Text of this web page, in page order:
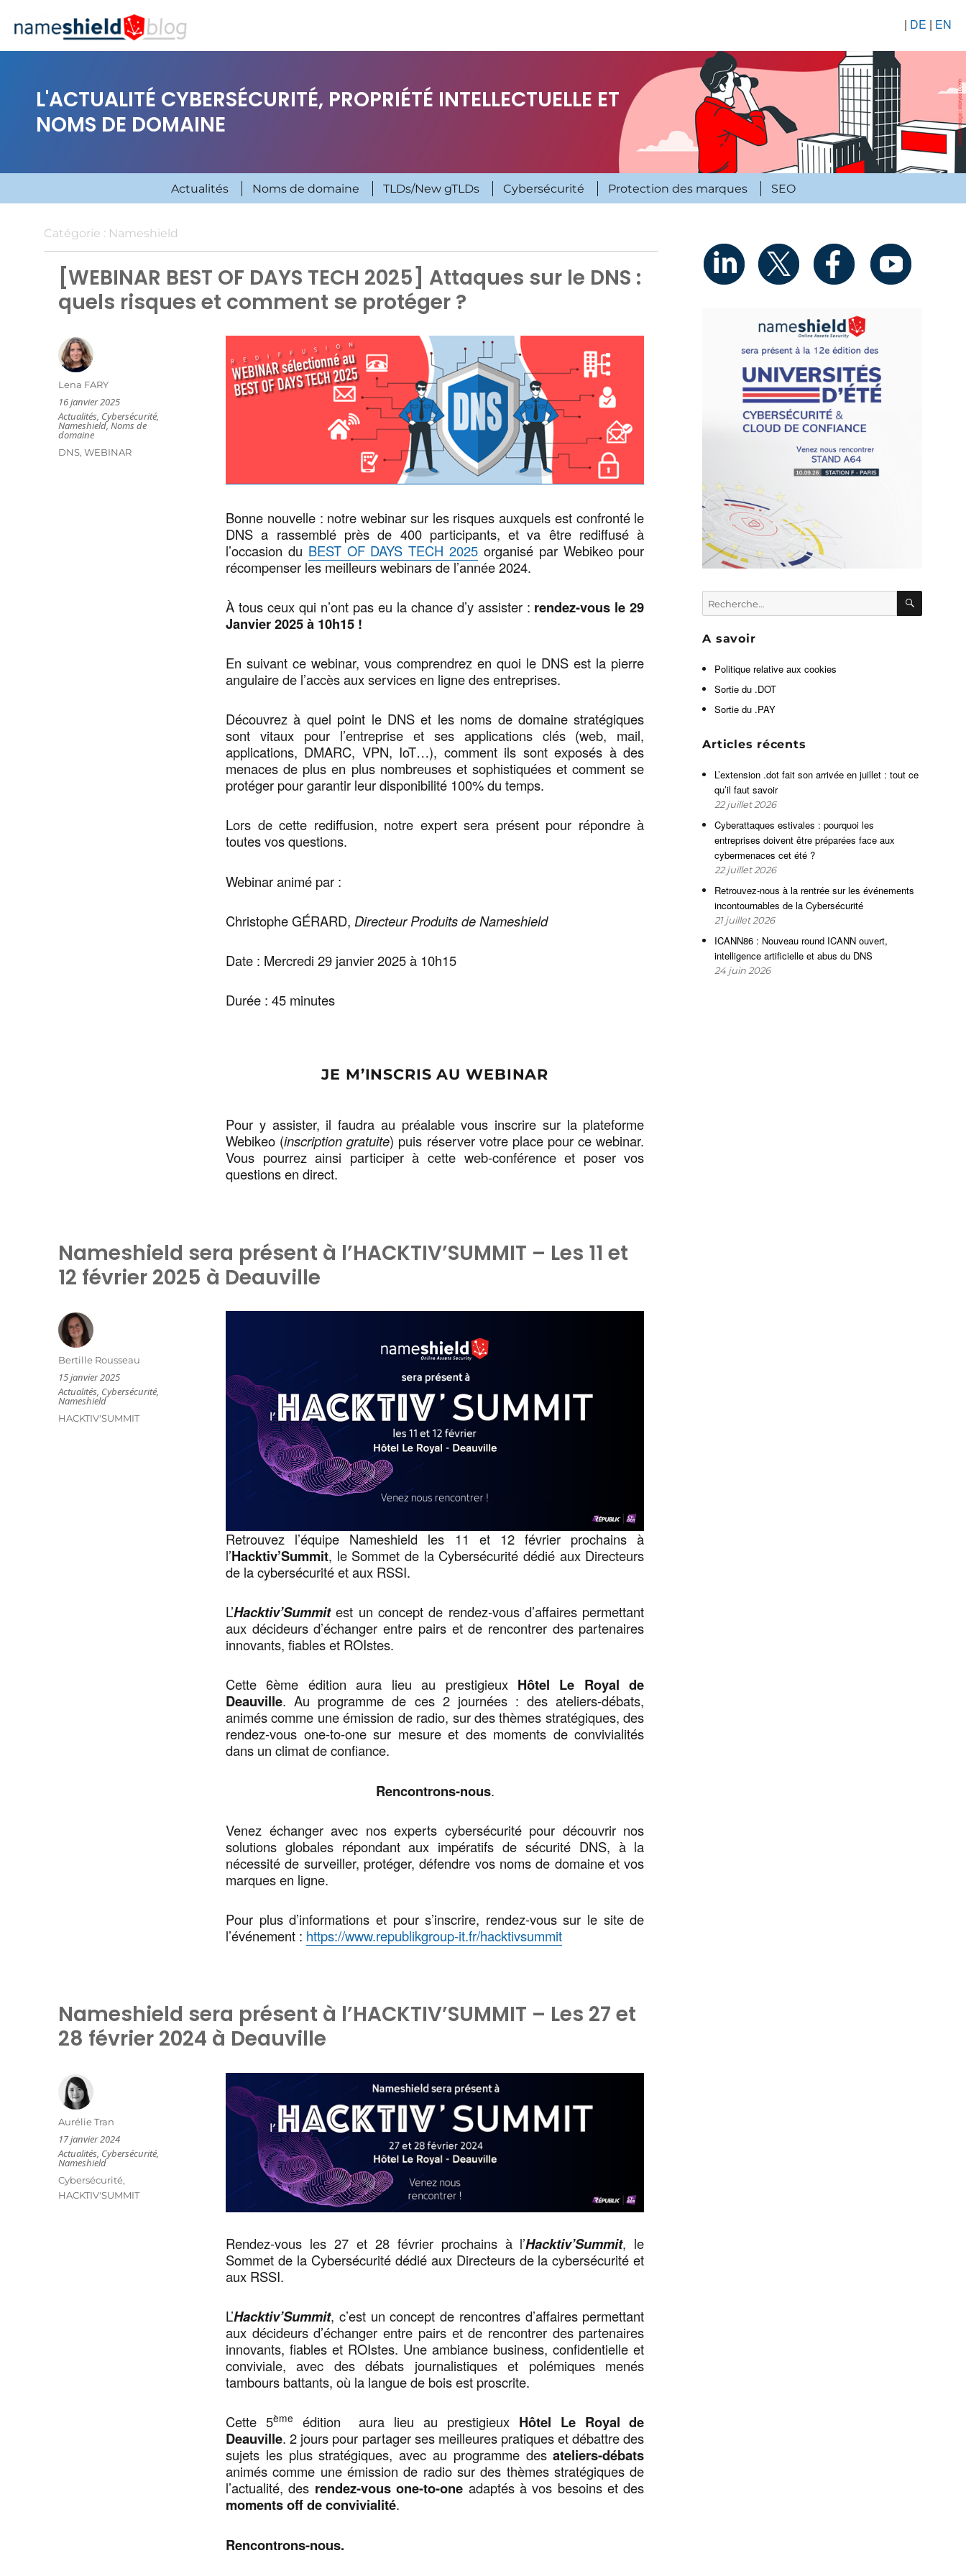
| DE | EN
L'ACTUALITÉ CYBERSÉCURITÉ, PROPRIÉTÉ INTELLECTUELLE ET
NOMS DE DOMAINE
Actualités Noms de domaine TLDs/New gTLDs Cybersécurité Protection des marques SEO
Catégorie : Nameshield
[WEBINAR BEST OF DAYS TECH 2025] Attaques sur le DNS :
quels risques et comment se protéger ?
Bonne nouvelle : notre webinar sur les risques auxquels est confronté le
DNS a rassemblé près de 400 participants, et va être rediffusé à
l’occasion du BEST OF DAYS TECH 2025 organisé par Webikeo pour
récompenser les meilleurs webinars de l’année 2024.
À tous ceux qui n’ont pas eu la chance d’y assister : rendez-vous le 29
Janvier 2025 à 10h15 !
En suivant ce webinar, vous comprendrez en quoi le DNS est la pierre
angulaire de l’accès aux services en ligne des entreprises.
Découvrez à quel point le DNS et les noms de domaine stratégiques
sont vitaux pour l’entreprise et ses applications clés (web, mail,
applications, DMARC, VPN, IoT…), comment ils sont exposés à des
menaces de plus en plus nombreuses et sophistiquées et comment se
protéger pour garantir leur disponibilité 100% du temps.
Lors de cette rediffusion, notre expert sera présent pour répondre à
toutes vos questions.
Webinar animé par :
Christophe GÉRARD, Directeur Produits de Nameshield
Date : Mercredi 29 janvier 2025 à 10h15
Durée : 45 minutes
JE M’INSCRIS AU WEBINAR
Pour y assister, il faudra au préalable vous inscrire sur la plateforme
Webikeo (inscription gratuite) puis réserver votre place pour ce webinar.
Vous pourrez ainsi participer à cette web-conférence et poser vos
questions en direct.
Auteur
Lena FARY
Publié
le
16 janvier 2025
Catégories
Actualités, Cybersécurité,
Nameshield,Noms de
domaine
Étiquettes
DNS,WEBINAR
Nameshield sera présent à l’HACKTIV’SUMMIT – Les 11 et
12 février 2025 à Deauville
Retrouvez l’équipe Nameshield les 11 et 12 février prochains à
l’Hacktiv’Summit, le Sommet de la Cybersécurité dédié aux Directeurs
de la cybersécurité et aux RSSI.
L’Hacktiv’Summitest un concept de rendez-vous d’affaires permettant
aux décideurs d’échanger entre pairs et de rencontrer des partenaires
innovants, fiables et ROIstes.
Cette 6ème édition aura lieu au prestigieux Hôtel Le Royal de
Deauville. Au programme de ces 2 journées : des ateliers-débats,
animés comme une émission de radio, sur des thèmes stratégiques, des
rendez-vous one-to-one sur mesure et des moments de convivialités
dans un climat de confiance.
Rencontrons-nous.
Venez échanger avec nos experts cybersécurité pour découvrir nos
solutions globales répondant aux impératifs de sécurité DNS, à la
nécessité de surveiller, protéger, défendre vos noms de domaine et vos
marques en ligne.
Pour plus d’informations et pour s’inscrire, rendez-vous sur le site de
l’événement : https://www.republikgroup-it.fr/hacktivsummit
Auteur
Bertille Rousseau
Publié
le
15 janvier 2025
Catégories
Actualités, Cybersécurité,
Nameshield
Étiquettes
HACKTIV'SUMMIT
Nameshield sera présent à l’HACKTIV’SUMMIT – Les 27 et
28 février 2024 à Deauville
Rendez-vous les 27 et 28 février prochains à l’Hacktiv’Summit, le
Sommet de la Cybersécurité dédié aux Directeurs de la cybersécurité et
aux RSSI.
L’Hacktiv’Summit, c’est un concept de rencontres d’affaires permettant
aux décideurs d’échanger entre pairs et de rencontrer des partenaires
innovants, fiables et ROIstes. Une ambiance business, confidentielle et
conviviale, avec des débats journalistiques et polémiques menés
tambours battants, où la langue de bois est proscrite.
Cette 5ème édition aura lieu au prestigieux Hôtel Le Royal de
Deauville. 2 jours pour partager ses meilleures pratiques et débattre des
sujets les plus stratégiques, avec au programme desateliers-débats
animés comme une émission de radio sur des thèmes stratégiques de
l’actualité, des rendez-vous one-to-one adaptés à vos besoins et des
moments off de convivialité.
Rencontrons-nous.
Auteur
Aurélie Tran
Publié
le
17 janvier 2024
Catégories
Actualités, Cybersécurité,
Nameshield
Étiquettes
Cybersécurité,
HACKTIV'SUMMIT
Recherche
pour :
A savoir
Politique relative aux cookies
Sortie du .DOT
Sortie du .PAY
Articles récents
L’extension .dot fait son arrivée en juillet : tout ce
qu’il faut savoir
22 juillet 2026
Cyberattaques estivales : pourquoi les
entreprises doivent être préparées face aux
cybermenaces cet été ?
22 juillet 2026
Retrouvez-nous à la rentrée sur les événements
incontournables de la Cybersécurité
21 juillet 2026
ICANN86 : Nouveau round ICANN ouvert,
intelligence artificielle et abus du DNS
24 juin 2026